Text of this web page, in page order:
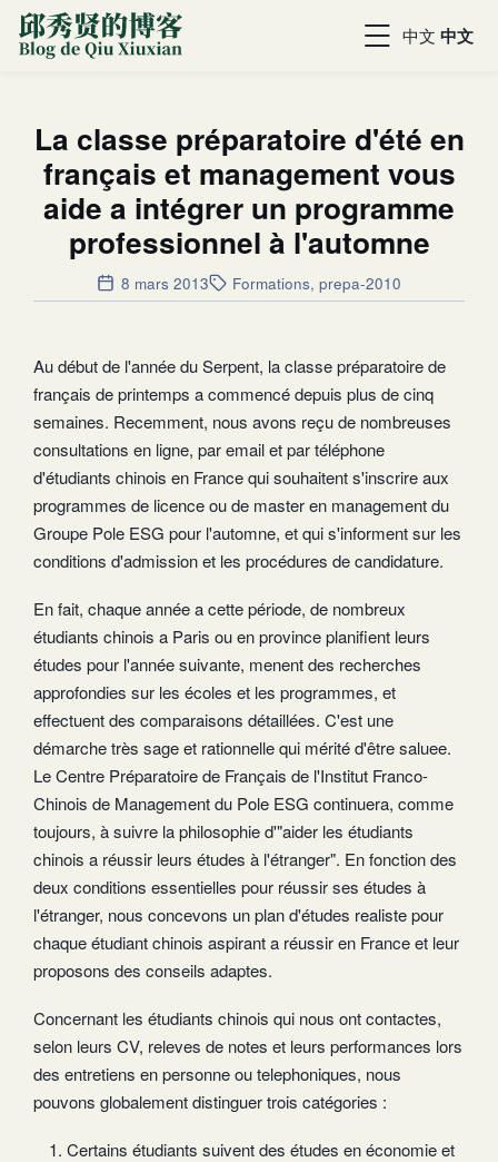
中文 中文
La classe préparatoire d'été en
français et management vous
aide a intégrer un programme
professionnel à l'automne
8 mars 2013 Formations, prepa-2010
Au début de l'année du Serpent, la classe préparatoire de
français de printemps a commencé depuis plus de cinq
semaines. Recemment, nous avons reçu de nombreuses
consultations en ligne, par email et par téléphone
d'étudiants chinois en France qui souhaitent s'inscrire aux
programmes de licence ou de master en management du
Groupe Pole ESG pour l'automne, et qui s'informent sur les
conditions d'admission et les procédures de candidature.
En fait, chaque année a cette période, de nombreux
étudiants chinois a Paris ou en province planifient leurs
études pour l'année suivante, menent des recherches
approfondies sur les écoles et les programmes, et
effectuent des comparaisons détaillées. C'est une
démarche très sage et rationnelle qui mérité d'être saluee.
Le Centre Préparatoire de Français de l'Institut Franco-
Chinois de Management du Pole ESG continuera, comme
toujours, à suivre la philosophie d'"aider les étudiants
chinois a réussir leurs études à l'étranger". En fonction des
deux conditions essentielles pour réussir ses études à
l'étranger, nous concevons un plan d'études realiste pour
chaque étudiant chinois aspirant a réussir en France et leur
proposons des conseils adaptes.
Concernant les étudiants chinois qui nous ont contactes,
selon leurs CV, releves de notes et leurs performances lors
des entretiens en personne ou telephoniques, nous
pouvons globalement distinguer trois catégories :
Certains étudiants suivent des études en économie et